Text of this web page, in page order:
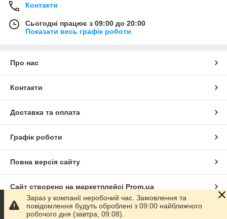
Контакти
Сьогодні працює з 09:00 до 20:00
Показати весь графік роботи
Про нас
Контакти
Доставка та оплата
Графік роботи
Повна версія сайту
Сайт створено на маркетплейсі Prom.ua
Політика конфіденційності
Зараз у компанії неробочий час. Замовлення та
повідомлення будуть оброблені з 09:00 найближчого
робочого дня (завтра, 09.08).